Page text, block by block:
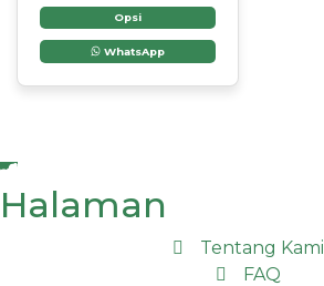
Opsi
WhatsApp
Halaman
Tentang Kami
FAQ